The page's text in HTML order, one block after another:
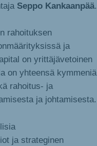
Seppo Kankaanpää.
rahoituksen
ja
on yrittäjävetoinen
on yhteensä kymmeniä
rahoitus- ja
ja johtamisesta.
ja strateginen